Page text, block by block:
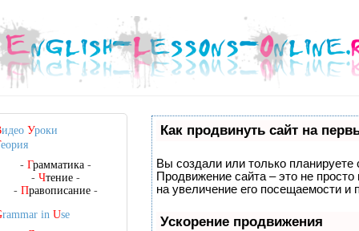
Как продвинуть сайт на
Вы создали или только планируете
Продвижение сайта – это не
на увеличение его посещаемости
Ускорение продвижения
идео Уроки
еория
- Грамматика -
- Чтение -
- Правописание -
rammar in Use